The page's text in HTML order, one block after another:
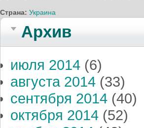
Страна: Украина
Архив
июля 2014 (6)
августа 2014 (33)
сентября 2014 (40)
октября 2014 (52)